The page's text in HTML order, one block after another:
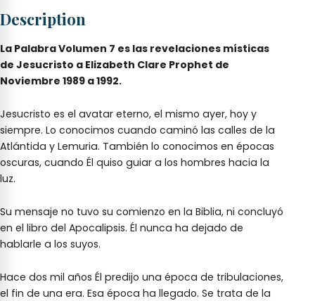
Description
La Palabra Volumen 7 es las revelaciones místicas
de Jesucristo a Elizabeth Clare Prophet de
Noviembre 1989 a 1992.
Jesucristo es el avatar eterno, el mismo ayer, hoy y
siempre. Lo conocimos cuando caminó las calles de la
Atlántida y Lemuria. También lo conocimos en épocas
oscuras, cuando Él quiso guiar a los hombres hacia la
luz.
Su mensaje no tuvo su comienzo en la Biblia, ni concluyó
en el libro del Apocalipsis. Él nunca ha dejado de
hablarle a los suyos.
Hace dos mil años Él predijo una época de tribulaciones,
el fin de una era. Esa época ha llegado. Se trata de la